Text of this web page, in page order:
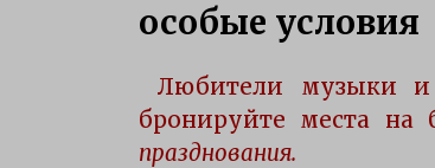
Селигере
3 года ago
особые условия
Любители музыки
бронируйте места на
празднования.